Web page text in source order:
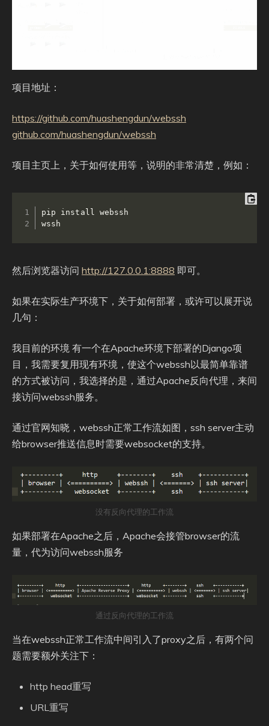
项目地址：
https://github.com/huashengdun/webssh​
github.com/huashengdun/webssh
项目主页上，关于如何使用等，说明的非常清楚，例如：
pip install webssh
wssh
然后浏览器访问 http://127.0.0.1:8888 即可。
如果在实际生产环境下，关于如何部署，或许可以展开说
几句：
我目前的环境 有一个在Apache环境下部署的Django项
目，我需要复用现有环境，使这个webssh以最简单靠谱
的方式被访问，我选择的是，通过Apache反向代理，来间
接访问webssh服务。
通过官网知晓，webssh正常工作流如图，ssh server主动
给browser推送信息时需要websocket的支持。
没有反向代理的工作流
如果部署在Apache之后，Apache会接管browser的流
量，代为访问webssh服务
通过反向代理的工作流
当在webssh正常工作流中间引入了proxy之后，有两个问
题需要额外关注下：
http head重写
URL重写